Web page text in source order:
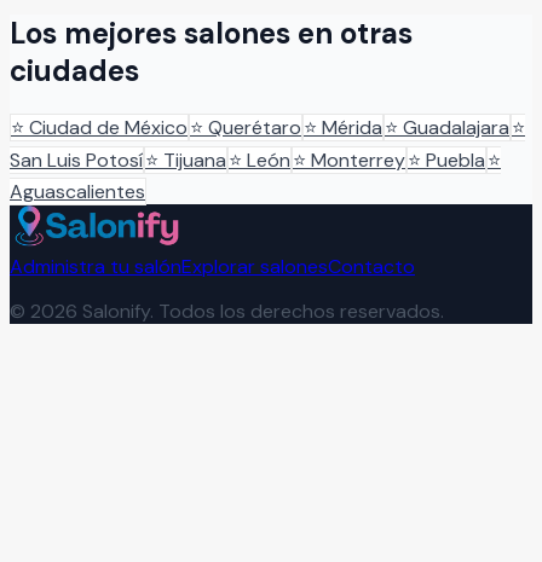
Los mejores salones en otras
ciudades
⭐ Ciudad de México⭐ Querétaro⭐ Mérida⭐ Guadalajara⭐
San Luis Potosí⭐ Tijuana⭐ León⭐ Monterrey⭐ Puebla⭐
Aguascalientes
Administra tu salónExplorar salonesContacto
© 2026 Salonify. Todos los derechos reservados.